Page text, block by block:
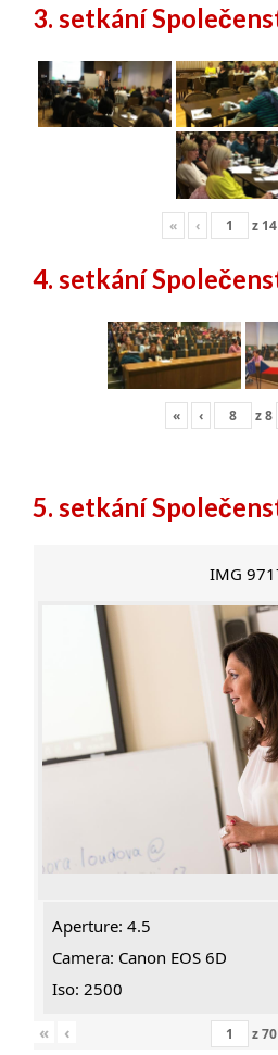
3. setkání
« ‹ z 14
4. setkání
« ‹ z8
5. setkání
IMG
Aperture: 4.5
Camera: Canon EOS 6D
Iso: 2500
«
‹ z70